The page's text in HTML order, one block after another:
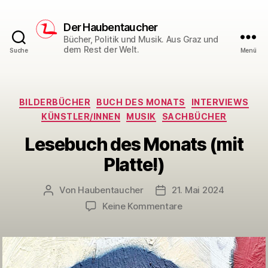
Suche
Der Haubentaucher
Bücher, Politik und Musik. Aus Graz und
dem Rest der Welt.
Menü
Kategorien
BILDERBÜCHER BUCH DES MONATS
INTERVIEWS
KÜNSTLER/INNEN
MUSIK SACHBÜCHER
Lesebuch des Monats (mit
Platte!)
Beitragsautor
Von Haubentaucher Veröffentlichungsdatum
21. Mai 2024
Keine Kommentarezu
Monats
(mit